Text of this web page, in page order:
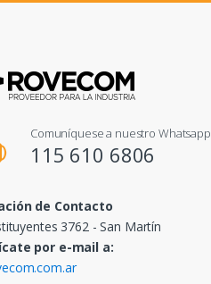
Comuníquese a nuestro Whatsapp
115 610 6806
de Contacto
3762 - San Martín
por e-mail a: